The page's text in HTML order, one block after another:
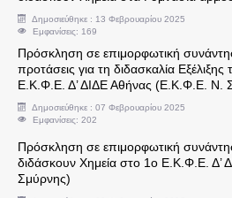
Υπερωρίες για
Στοιχεία Εκτέλεσης
Δικαιολογητικά
Βεβαιώσεις Αποδοχών
ΕΚΠ/ΚΑ ΘΕΜΑΤΑ
Δημοσιεύθηκε : 13 Φεβρουαρίου 2025
Εμφανίσεις: 169
Πρόσκληση σε επιμορφωτική
προτάσεις για τη διδασκαλία
Ε.Κ.Φ.Ε. Δ’ ΔΙΔΕ Αθήνας (Ε.Κ.Φ.Ε. Ν.
Δημοσιεύθηκε : 07 Φεβρουαρίου 2025
Εμφανίσεις: 202
Πρόσκληση σε επιμορφωτική
διδάσκουν Χημεία στο 1ο Ε.Κ.Φ.Ε. Δ’
Σμύρνης)